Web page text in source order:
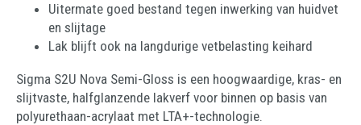
Uitermate goed bestand tegen inwerking van huidvet
en slijtage
Lak blijft ook na langdurige vetbelasting keihard
Sigma S2U Nova Semi-Gloss is een hoogwaardige, kras- en
slijtvaste, halfglanzende lakverf voor binnen op basis van
polyurethaan-acrylaat met LTA+-technologie.